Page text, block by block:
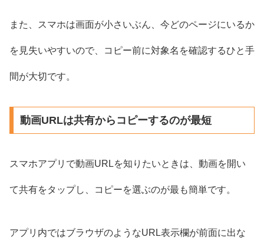
また、スマホは画面が小さいぶん、今どのページにいるか
を見失いやすいので、コピー前に対象名を確認するひと手
間が大切です。
動画URLは共有からコピーするのが最短
スマホアプリで動画URLを知りたいときは、動画を開い
て共有をタップし、コピーを選ぶのが最も簡単です。
アプリ内ではブラウザのようなURL表示欄が前面に出な